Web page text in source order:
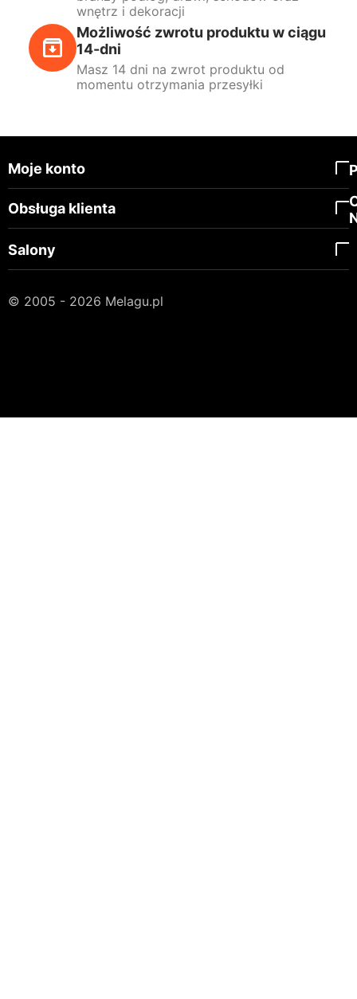
wnętrz i dekoracji
Możliwość zwrotu produktu w ciągu
14-dni
Masz 14 dni na zwrot produktu od
momentu otrzymania przesyłki
Moje konto
Obsługa klienta
Salony
© 2005 - 2026 Melagu.pl